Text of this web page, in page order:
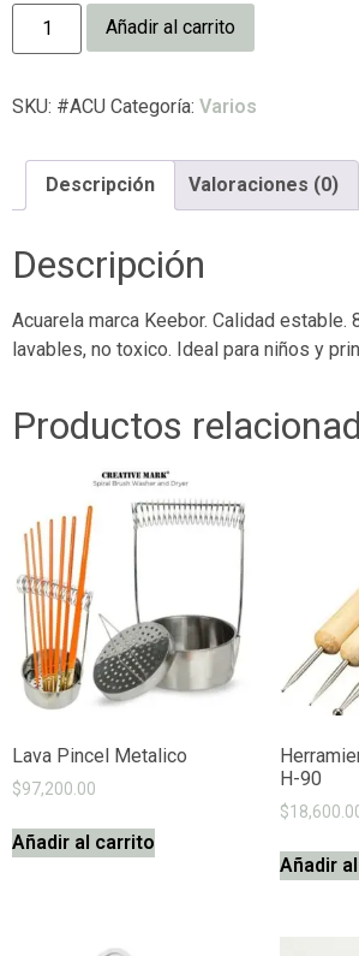
Añadir al carrito
SKU: #ACU Categoría: Varios
Descripción Valoraciones (0)
Descripción
Acuarela marca Keebor. Calidad estable.
lavables, no toxico. Ideal para niños y
Productos
Lava Pincel Metalico
$97,200.00
Añadir al carrito
H-90
$
Añadir